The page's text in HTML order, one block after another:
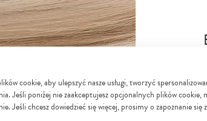
cookie, aby ulepszyć nasze usługi, tworzyć
Jeśli poniżej nie zaakceptujesz opcjonalnych plików cookie,
Jeśli chcesz dowiedzieć się więcej, prosimy o zapoznanie się z